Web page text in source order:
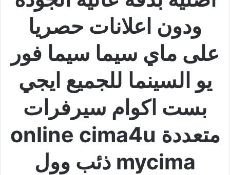
ودون اعلانات حصريا
على ماي سيما سيما فور
يو السينما للجميع ايجي
بست اكوام سيرفرات
متعددة online cima4u
mycima ذئب وول